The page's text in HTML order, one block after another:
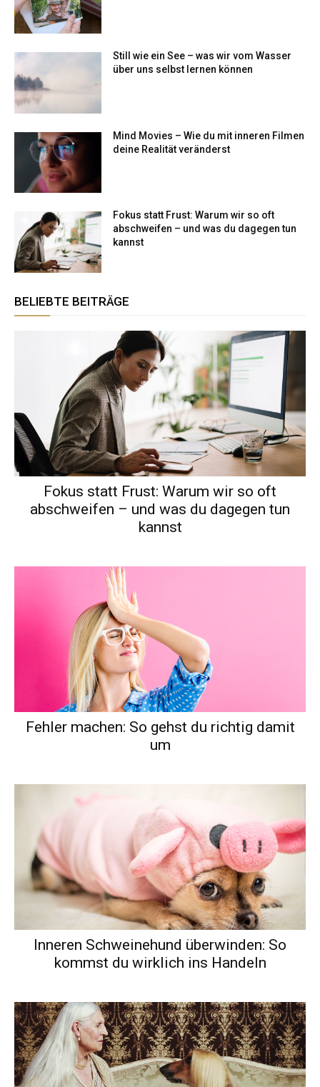
Still wie ein See – was wir vom Wasser
über uns selbst lernen können
Mind Movies – Wie du mit inneren Filmen
deine Realität veränderst
Fokus statt Frust: Warum wir so oft
abschweifen – und was du dagegen tun
kannst
BELIEBTE BEITRÄGE
Fokus statt Frust: Warum wir so oft
abschweifen – und was du dagegen tun
kannst
Fehler machen: So gehst du richtig damit
um
Inneren Schweinehund überwinden: So
kommst du wirklich ins Handeln